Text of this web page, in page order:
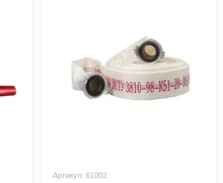
Артикул: 61002